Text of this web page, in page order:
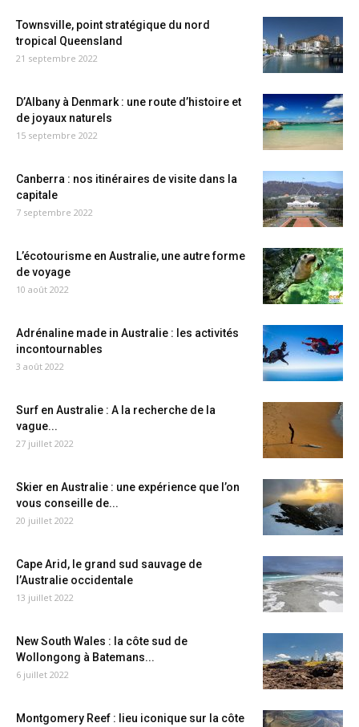
Townsville, point stratégique du nord
tropical Queensland
21 septembre 2022
D’Albany à Denmark : une route d’histoire et
de joyaux naturels
15 septembre 2022
Canberra : nos itinéraires de visite dans la
capitale
7 septembre 2022
L’écotourisme en Australie, une autre forme
de voyage
10 août 2022
Adrénaline made in Australie : les activités
incontournables
3 août 2022
Surf en Australie : A la recherche de la
vague...
27 juillet 2022
Skier en Australie : une expérience que l’on
vous conseille de...
20 juillet 2022
Cape Arid, le grand sud sauvage de
l’Australie occidentale
13 juillet 2022
New South Wales : la côte sud de
Wollongong à Batemans...
6 juillet 2022
Montgomery Reef : lieu iconique sur la côte